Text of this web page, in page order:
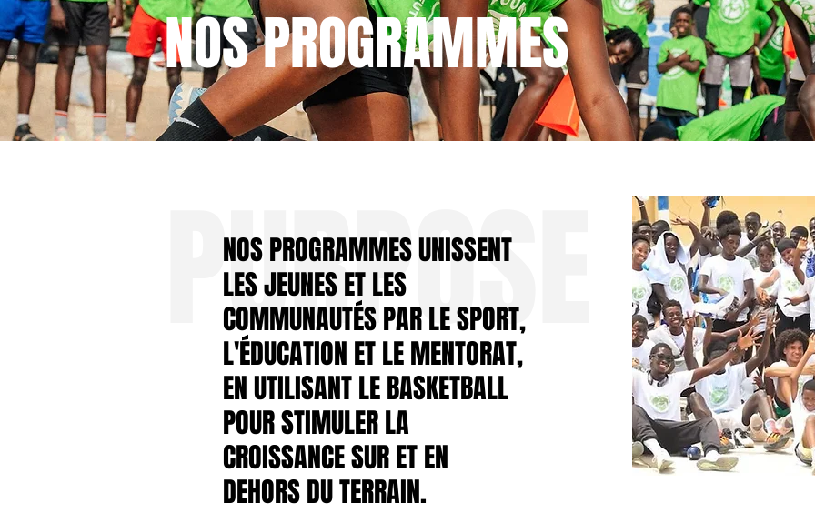
NOS PROGRAMMES
PURPOSE
NOS PROGRAMMES UNISSENT
LES JEUNES ET LES
COMMUNAUTÉS PAR LE SPORT,
L'ÉDUCATION ET LE MENTORAT,
EN UTILISANT LE BASKETBALL
POUR STIMULER LA
CROISSANCE SUR ET EN
DEHORS DU TERRAIN.